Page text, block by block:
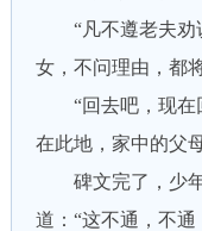
“凡不遵老夫劝
女，不问理由，都
“回去吧，现在
在此地，家中的父
碑文完了，少年
道：“这不通，不通